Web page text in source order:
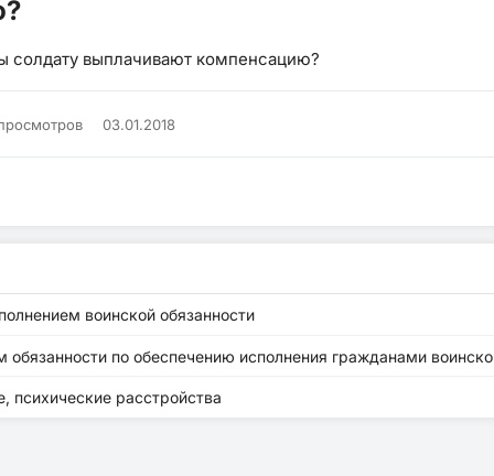
солдату выплачивают компенсацию?
03.01.2018
воинской обязанности
по обеспечению исполнения гражданами
психические расстройства